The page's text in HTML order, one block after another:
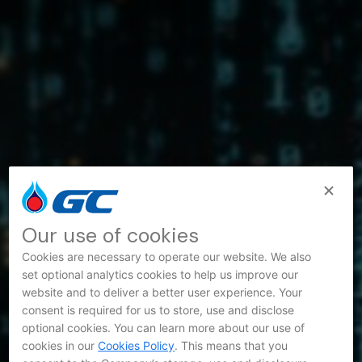
Our use of cookies
Cookies are necessary to operate our website. We also
set optional analytics cookies to help us improve our
website and to deliver a better user experience. Your
consent is required for us to store, use and disclose
optional cookies. You can learn more about our use of
cookies in ourCookies Policy. This means that you